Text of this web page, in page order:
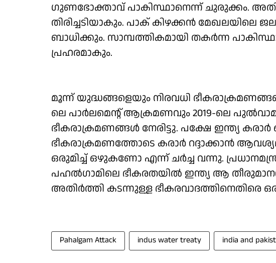
ഗുണഭോക്താവ് പാകിസ്ഥാനെന്ന് ചുരുക്കം.
തിരിച്ചടിയാകും. പാക് കിഴക്കന്‍ മേഖലയിലെ
ബാധിക്കും. സാമ്പത്തികമായി തകര്‍ന്ന
പ്രഹരമാകും.
മൂന്ന് യുദ്ധങ്ങളെയും നിരവധി
ലെ പാര്‍ലമെന്റ് ആക്രമണവും 2019-ലെ
ഭീകരാക്രമണങ്ങള്‍ നേരിട്ടു. പക്ഷേ ഇന്ത്യ കരാര്‍
ഭീകരാക്രമണത്തോടെ കരാര്‍ റദ്ദാക്കാന്‍
ഒരുമിച്ച് ഒഴുകണോ എന്ന് ചര്‍ച്ച വന്നു.
പഹല്‍ഗാമിലെ ഭീകരതയിൽ ഇന്ത്യ ആ
അതിര്‍ത്തി കടന്നുള്ള ഭീകരവാദത്തിനെതിരെ
Pahalgam Attack indus water treaty india and